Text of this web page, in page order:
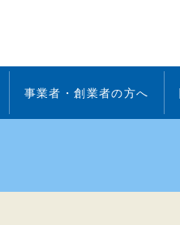
事業者・創業者の方へ